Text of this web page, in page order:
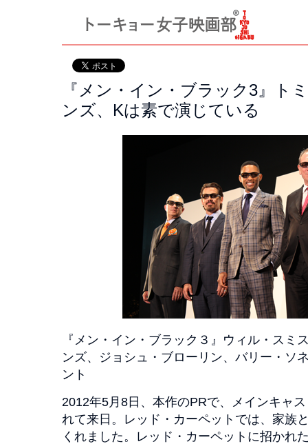
『メン・イン・ブラック3』ト
ンズ、Kは素で演じている
『メン・イン・ブラック３』ウィル・スミ
ンズ、ジョシュ・ブローリン、バリー・ソ
ント
2012年5月8日、本作のPRで、メインキャ
れて来日。レッド・カーペットでは、家族
くれました。レッド・カーペットに招かれ